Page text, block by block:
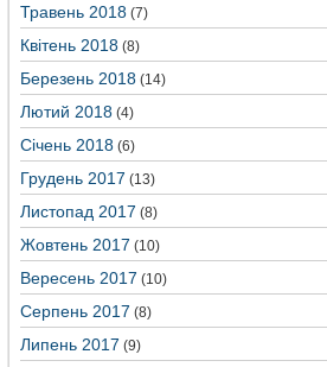
Травень 2018 (7)
Квітень 2018 (8)
Березень 2018 (14)
Лютий 2018 (4)
Січень 2018 (6)
Грудень 2017 (13)
Листопад 2017 (8)
Жовтень 2017 (10)
Вересень 2017 (10)
Серпень 2017 (8)
Липень 2017 (9)